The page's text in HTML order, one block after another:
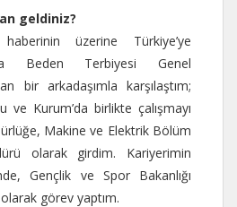
geldiniz?
üzerine Türkiye’ye
Beden Terbiyesi Genel
bir arkadaşımla karşılaştım;
ve Kurum’da birlikte çalışmayı
Makine ve Elektrik Bölüm
olarak girdim. Kariyerimin
Gençlik ve Spor Bakanlığı
olarak görev yaptım.